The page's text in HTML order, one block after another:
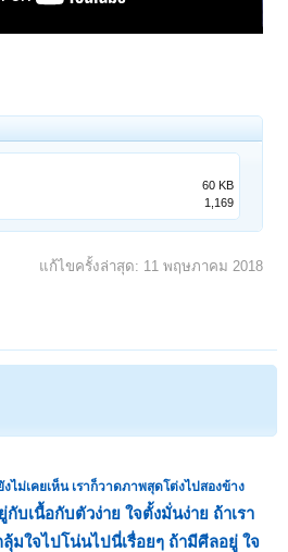
60 KB
1,169
แก้ไขครั้งล่าสุด: 11 พฤษภาคม 2018
ไม่เคยเห็น เราก็วาดภาพสุดโต่งไปสองข้าง
กับเนื้อกับตัวง่าย ใจตั้งมั่นง่าย ถ้าเรา
มใจไปโน่นไปนี่เรื่อยๆ ถ้ามีศีลอยู่ ใจ